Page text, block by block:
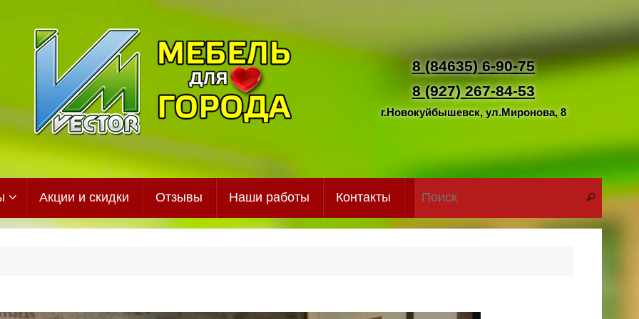
8 (84635) 6-90-75
8 (927) 267-84-53
г.Новокуйбышевск, ул.Миронова, 8
Акции и скидки Отзывы Наши работы Контакты
Что
Поиск